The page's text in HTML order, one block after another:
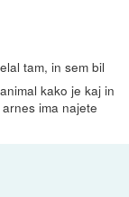
tam, in sem bil
kako je kaj in
ima najete